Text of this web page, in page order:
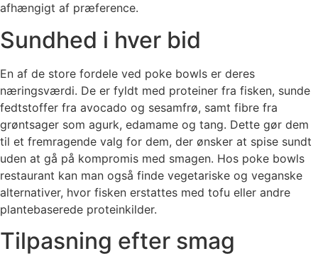
afhængigt af præference.
Sundhed i hver bid
En af de store fordele ved poke bowls er deres
næringsværdi. De er fyldt med proteiner fra fisken, sunde
fedtstoffer fra avocado og sesamfrø, samt fibre fra
grøntsager som agurk, edamame og tang. Dette gør dem
til et fremragende valg for dem, der ønsker at spise sundt
uden at gå på kompromis med smagen. Hos poke bowls
restaurant kan man også finde vegetariske og veganske
alternativer, hvor fisken erstattes med tofu eller andre
plantebaserede proteinkilder.
Tilpasning efter smag